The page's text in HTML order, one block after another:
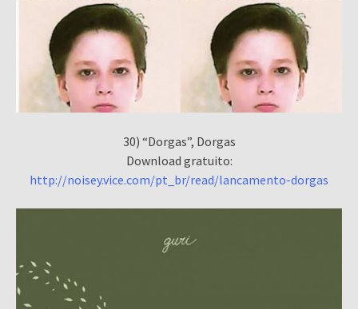
30) “Dorgas”, Dorgas
Download gratuito:
http://noisey.vice.com/pt_br/read/lancamento-dorgas